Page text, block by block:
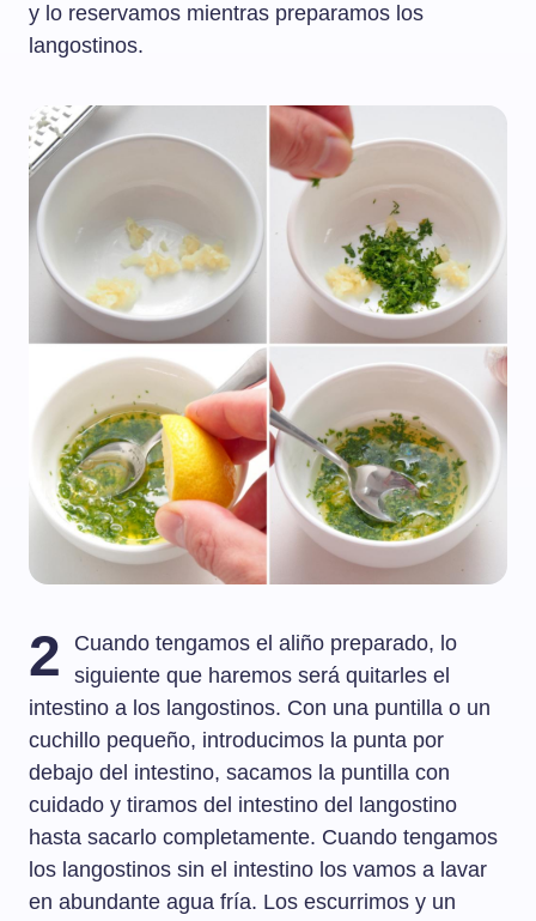
y lo reservamos mientras preparamos los
langostinos.
2
Cuando tengamos el aliño preparado, lo
siguiente que haremos será quitarles el
intestino a los langostinos. Con una puntilla o un
cuchillo pequeño, introducimos la punta por
debajo del intestino, sacamos la puntilla con
cuidado y tiramos del intestino del langostino
hasta sacarlo completamente. Cuando tengamos
los langostinos sin el intestino los vamos a lavar
en abundante agua fría. Los escurrimos y un